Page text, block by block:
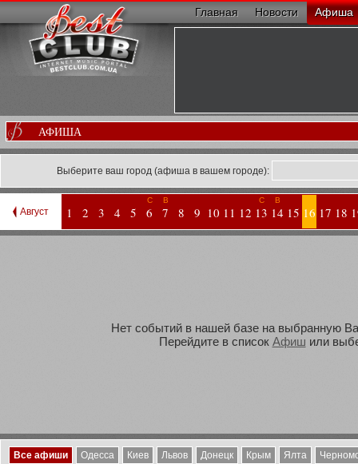
Главная Новости Афиша
АФИША
Выберите ваш город (афиша в вашем городе):
Август 1 2 3 4 5
С
6
В
7 8 9 10 11 12
С
13
В
14 15 16 17 18
Нет событий в нашей базе на выбранную
Перейдите в список Афиш или
Все афиши Одесса Киев Львов Донецк Крым Ялта